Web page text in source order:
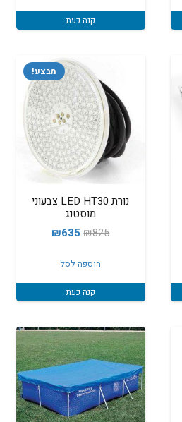
קנה כעת
מבצע!
נורת LED HT30 צבעוני
מוסטנג
₪825
המחיר
היה:
₪825.
₪635
המחיר
₪635.
הוספה לסל
קנה כעת